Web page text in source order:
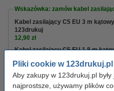
Pliki cookie w 123drukuj.pl
Aby zakupy w 123drukuj.pl były
najprostsze, używamy plików
Wskazówka: zamów kabel
Kabel zasilający C5 EU 3 m
123drukuj
12,90 zł
Kabel zasilający C5 EU 1,8 m
8,90 zł